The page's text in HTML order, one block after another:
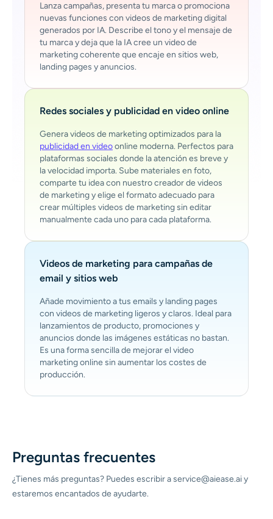
Lanza campañas, presenta tu marca o promociona
nuevas funciones con videos de marketing digital
generados por IA. Describe el tono y el mensaje de
tu marca y deja que la IA cree un video de
marketing coherente que encaje en sitios web,
landing pages y anuncios.
Redes sociales y publicidad en video online
Genera videos de marketing optimizados para la
publicidad en videoonline moderna. Perfectos para
plataformas sociales donde la atención es breve y
la velocidad importa. Sube materiales en foto,
comparte tu idea con nuestro creador de videos
de marketing y elige el formato adecuado para
crear múltiples videos de marketing sin editar
manualmente cada uno para cada plataforma.
Videos de marketing para campañas de
email y sitios web
Añade movimiento a tus emails y landing pages
con videos de marketing ligeros y claros. Ideal para
lanzamientos de producto, promociones y
anuncios donde las imágenes estáticas no bastan.
Es una forma sencilla de mejorar el video
marketing online sin aumentar los costes de
producción.
Preguntas frecuentes
¿Tienes más preguntas? Puedes escribir a service@aiease.ai y
estaremos encantados de ayudarte.